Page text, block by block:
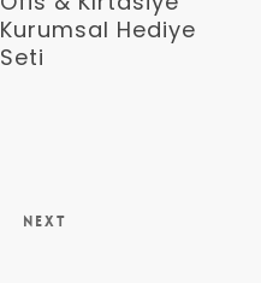
Kurumsal Hediye
Seti
Next